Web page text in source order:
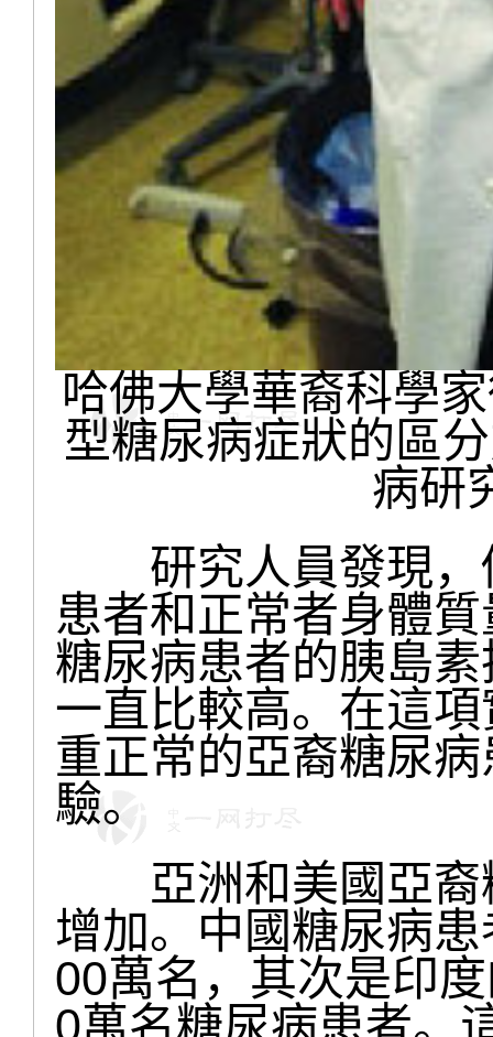
哈佛大學華裔科學
型糖尿病症狀的區
病研
研究人員發現，
患者和正常者身體
糖尿病患者的胰島
一直比較高。在這
重正常的亞裔糖尿
驗。
亞洲和美國亞裔
增加。中國糖尿病
00萬名，其次是印
0萬名糖尿病患者。